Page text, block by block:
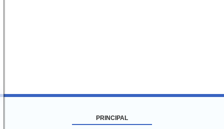
PRINCIPAL